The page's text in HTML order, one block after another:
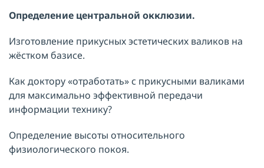
Определение центральной окклюзии.
Изготовление прикусных эстетических валиков на
жёстком базисе.
Как доктору «отработать» с прикусными валиками
для максимально эффективной передачи
информации технику?
Определение высоты относительного
физиологического покоя.